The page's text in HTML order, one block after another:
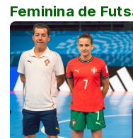
Feminina de